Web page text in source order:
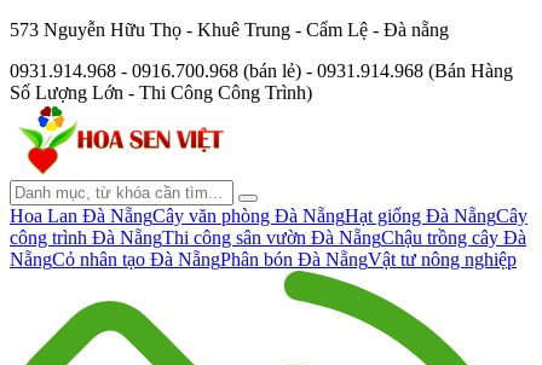
573 Nguyễn Hữu Thọ - Khuê Trung - Cẩm Lệ - Đà nẵng
0931.914.968 - 0916.700.968 (bán lẻ) - 0931.914.968 (Bán Hàng
Số Lượng Lớn - Thi Công Công Trình)
Hoa Lan Đà NẵngCây văn phòng Đà NẵngHạt giống Đà NẵngCây
công trình Đà NẵngThi công sân vườn Đà NẵngChậu trồng cây Đà
NẵngCỏ nhân tạo Đà NẵngPhân bón Đà NẵngVật tư nông nghiệp